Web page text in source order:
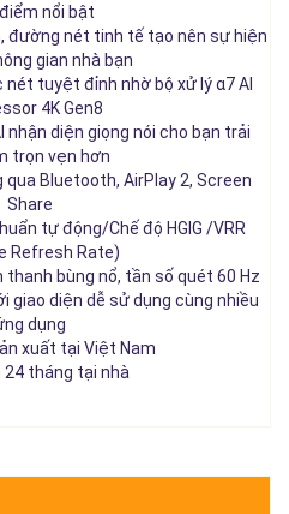
nổi bật
đường nét tinh tế tạo nên sự hiện
gian nhà bạn
tuyệt đỉnh nhờ bộ xử lý α7 AI
4K Gen8
nhận diện giọng nói cho bạn trải
trọn vẹn hơn
Bluetooth, AirPlay 2, Screen
Share
tự động/Chế độ HGIG /VRR
Refresh Rate)
thanh bùng nổ, tần số quét 60 Hz
giao diện dễ sử dụng cùng nhiều
dụng
xuất tại Việt Nam
24 tháng tại nhà